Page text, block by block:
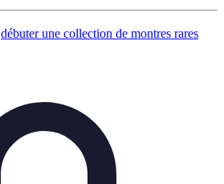
débuter une collection de montres rares